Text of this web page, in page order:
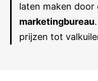
laten maken door
marketingbureau
prijzen tot